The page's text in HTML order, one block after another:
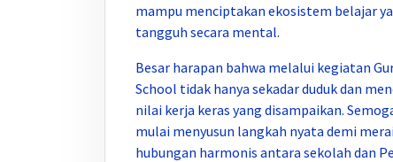
mampu menciptakan ekosistem belajar
tangguh secara mental.
Besar harapan bahwa melalui kegiatan
School tidak hanya sekadar duduk dan
nilai kerja keras yang disampaikan.
mulai menyusun langkah nyata demi
hubungan harmonis antara sekolah dan